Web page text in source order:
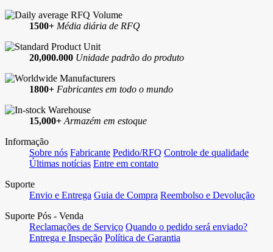
1500+ Média diária de RFQ
20,000.000 Unidade padrão do produto
1800+ Fabricantes em todo o mundo
15,000+ Armazém em estoque
Informação
Sobre nós Fabricante Pedido/RFQ Controle de qualidade
Últimas notícias Entre em contato
Suporte
Envio e Entrega Guia de Compra Reembolso e Devolução
Suporte Pós - Venda
Reclamações de Serviço Quando o pedido será enviado?
Entrega e Inspeção Política de Garantia